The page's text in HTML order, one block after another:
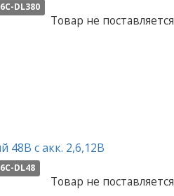
DL380
Товар не поставляется
48В с акк. 2,6,12В
DL48
Товар не поставляется